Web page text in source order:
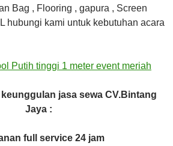
Bag , Flooring , gapura , Screen
hubungi kami untuk kebutuhan acara
jasa sewa CV.Bintang
Jaya :
full service 24 jam